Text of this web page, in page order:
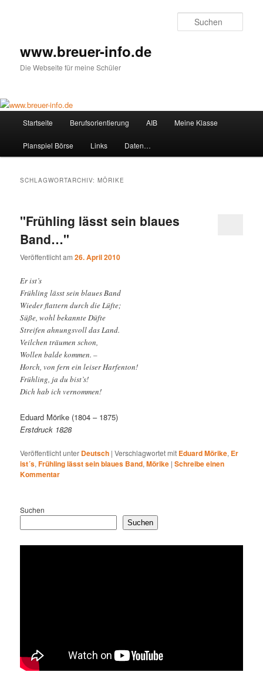
www.breuer-info.de
Die Webseite für meine Schüler
Startseite Berufsorientierung AIB Meine Klasse
Planspiel Börse Links Daten…
SCHLAGWORTARCHIV:MÖRIKE
"Frühling lässt sein blaues
Band…"
Veröffentlicht am26. April 2010
Er ist’s
Frühling lässt sein blaues Band
Wieder flattern durch die Lüfte;
Süße, wohl bekannte Düfte
Streifen ahnungsvoll das Land.
Veilchen träumen schon,
Wollen balde kommen. –
Horch, von fern ein leiser Harfenton!
Frühling, ja du bist’s!
Dich hab ich vernommen!
Eduard Mörike (1804 – 1875)
Erstdruck 1828
Veröffentlicht unter Deutsch |Verschlagwortet mit Eduard Mörike, Er
ist´s,Frühling lässt sein blaues Band,Mörike |Schreibe einen
Kommentar
Suchen
Suchen